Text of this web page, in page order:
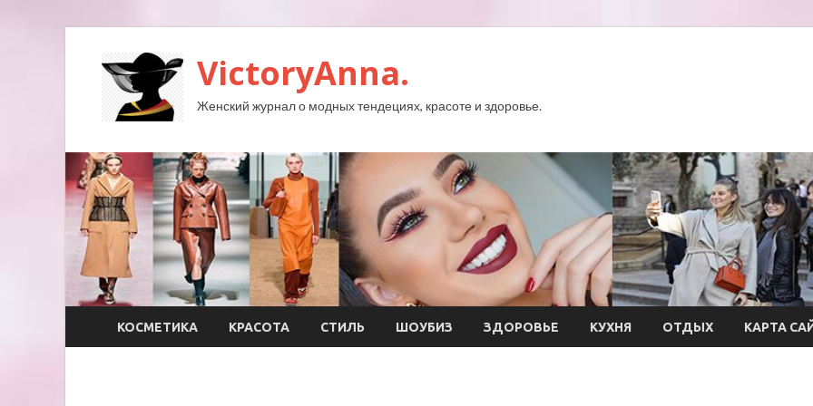
VictoryAnna.
Женский журнал о модных тендециях, красоте и здоровье.
КОСМЕТИКА КРАСОТА СТИЛЬ ШОУБИЗ ЗДОРОВЬЕ КУХНЯ ОТДЫХ КАРТА